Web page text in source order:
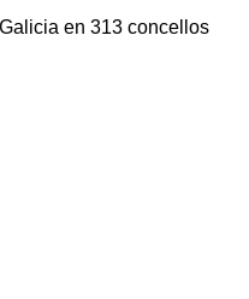
Galicia en 313 concellos